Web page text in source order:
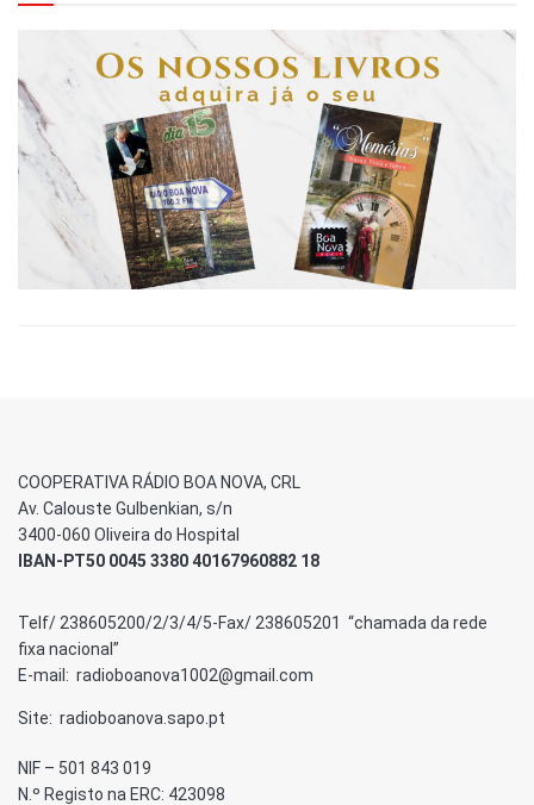
COOPERATIVA RÁDIO BOA NOVA, CRL
Av. Calouste Gulbenkian, s/n
3400-060 Oliveira do Hospital
IBAN-PT50 0045 3380 40167960882 18
Telf/ 238605200/2/3/4/5-Fax/ 238605201 “chamada da rede
fixa nacional”
E-mail: radioboanova1002@gmail.com
Site: radioboanova.sapo.pt
NIF – 501 843 019
N.º Registo na ERC: 423098